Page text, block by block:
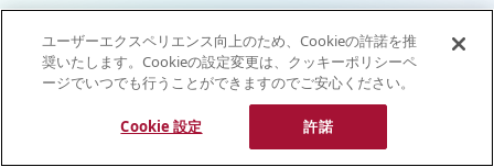
ユーザーエクスペリエンス向上のため、Cookieの許諾を推
奨いたします。Cookieの設定変更は、クッキーポリシーペ
ージでいつでも行うことができますのでご安心ください。
Cookie 設定 許諾